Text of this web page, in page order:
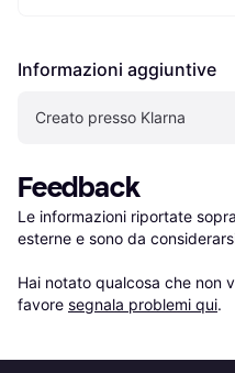
Informazioni aggiuntive
Creato presso Klarna
Feedback
Le informazioni riportate
esterne e sono da
Hai notato qualcosa che non
favore segnala problemi qui.